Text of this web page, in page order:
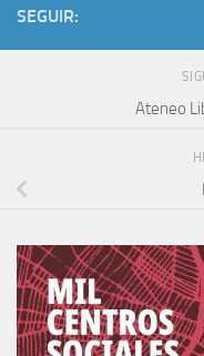
SEGUIR:
Ateneo